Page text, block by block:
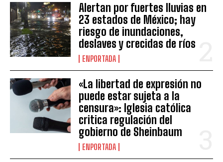
Alertan por fuertes lluvias en
23 estados de México; hay
riesgo de inundaciones,
deslaves y crecidas de ríos
ENPORTADA
«La libertad de expresión no
puede estar sujeta a la
censura»: Iglesia católica
critica regulación del
gobierno de Sheinbaum
ENPORTADA